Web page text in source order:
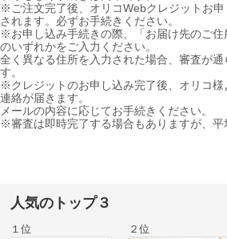
※ご注文完了後、オリコWebクレジット お
されます。 必ずお手続きください。
※お申し込み手続きの際、
「お届け先のご
のいずれかをご入力ください。
全く異なる住所を入力された場合、審査が
す。
※クレジットのお申し込み完了後、オリコ
連絡が届きます。
メールの内容に応じてお手続きください。
※審査は即時完了する場合もありますが、平
人気のトップ３
１位 ２位